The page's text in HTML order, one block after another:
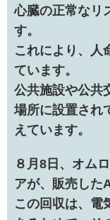
心臓の正常なリ
す。
これにより、人
ています。
公共施設や公共
場所に設置され
えています。
８月8日、オム
アが、販売した
この回収は、電